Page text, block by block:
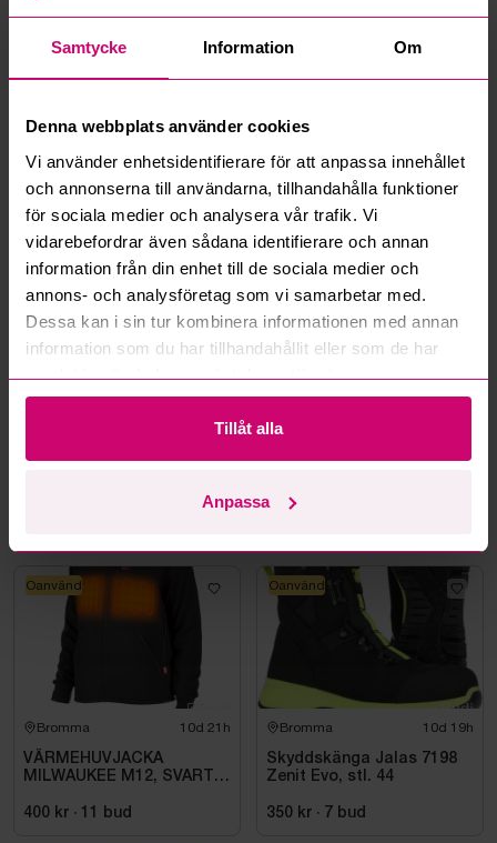
Samtycke Information Om
Denna webbplats använder cookies
Vi använder enhetsidentifierare för att anpassa innehållet
och annonserna till användarna, tillhandahålla funktioner
för sociala medier och analysera vår trafik. Vi
vidarebefordrar även sådana identifierare och annan
information från din enhet till de sociala medier och
annons- och analysföretag som vi samarbetar med.
Dessa kan i sin tur kombinera informationen med annan
information som du har tillhandahållit eller som de har
samlat in när du har använt deras tjänster.
Tillåt alla
Anpassa
Hur fungerar manuella bud?
Vad innebär serviceavgift?
Vad är ett reservationspris?
Hur fungerar maxbud?
Hur fungerar budmotorn?
Kan jag ångra ett bud?
Läs fler frågor och svar
Mer från samma kategori
Bromma 10d 21h
VÄRMEHUVJACKA
MILWAUKEE M12, SVART
400 kr · 11 bud
Oanvänd
Bromma 10d 19h
Skyddskänga Jalas 7198
Zenit Evo, stl. 44
350 kr · 7 bud
Oanvänd